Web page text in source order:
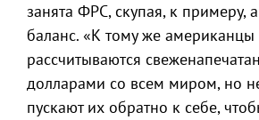
занята ФРС, скупая, к примеру,
баланс. «К тому же американцы
рассчитываются
долларами со всем миром, но
пускают их обратно к себе,